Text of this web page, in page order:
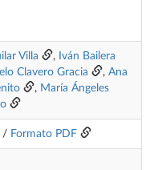
Villa , Iván Bailera
Clavero Gracia , Ana
, María Ángeles
/ Formato PDF